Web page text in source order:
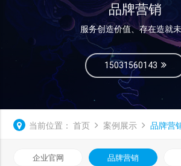
品牌营销
服务创造价值、存在造就
15031560143
当前位置： 首页 案例展示 品牌营
企业官网 品牌营销